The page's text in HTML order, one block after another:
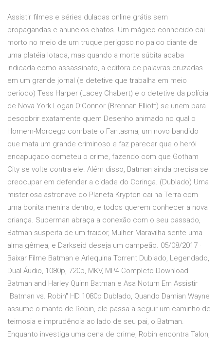
Assistir filmes e séries duladas online grátis sem
propagandas e anuncios chatos. Um mágico conhecido cai
morto no meio de um truque perigoso no palco diante de
uma platéia lotada, mas quando a morte súbita acaba
indicada como assassinato, a editora de palavras cruzadas
em um grande jornal (e detetive que trabalha em meio
período) Tess Harper (Lacey Chabert) e o detetive da polícia
de Nova York Logan O’Connor (Brennan Elliott) se unem para
descobrir exatamente quem Desenho animado no qual o
Homem-Morcego combate o Fantasma, um novo bandido
que mata um grande criminoso e faz parecer que o herói
encapuçado cometeu o crime, fazendo com que Gotham
City se volte contra ele. Além disso, Batman ainda precisa se
preocupar em defender a cidade do Coringa. (Dublado) Uma
misteriosa astronave do Planeta Krypton cai na Terra com
uma bonita menina dentro, e todos querem conhecer a nova
criança. Superman abraça a conexão com o seu passado,
Batman suspeita de um traidor, Mulher Maravilha sente uma
alma gêmea, e Darkseid deseja um campeão. 05/08/2017 ·
Baixar Filme Batman e Arlequina Torrent Dublado, Legendado,
Dual Áudio, 1080p, 720p, MKV, MP4 Completo Download
Batman and Harley Quinn Batman e Asa Noturn Em Assistir
"Batman vs. Robin" HD 1080p Dublado, Quando Damian Wayne
assume o manto de Robin, ele passa a seguir um caminho de
teimosia e imprudência ao lado de seu pai, o Batman.
Enquanto investiga uma cena de crime, Robin encontra Talon,